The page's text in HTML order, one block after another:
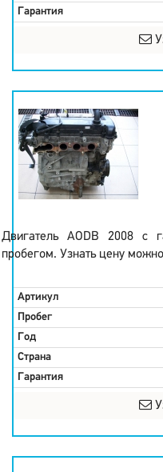
Гарантия
Двигатель AODB 2008 с
пробегом. Узнать цену
Артикул
Пробег
Год
Страна
Гарантия